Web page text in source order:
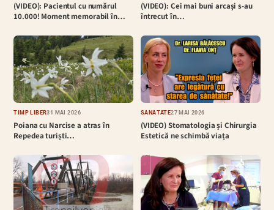
(VIDEO): Pacientul cu numărul
10.000! Moment memorabil în…
(VIDEO): Cei mai buni arcași s-au
întrecut în…
TIMP LIBER31 MAI 2026
Poiana cu Narcise a atras în
Repedea turiști…
SĂNĂTATE27 MAI 2026
(VIDEO) Stomatologia și Chirurgia
Estetică ne schimbă viața